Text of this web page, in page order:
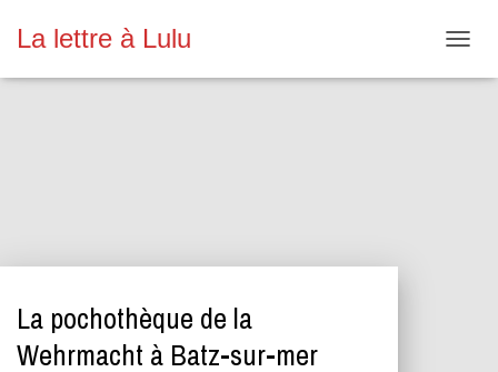
La lettre à Lulu
U
La pochothèque de la
Wehrmacht à Batz-sur-mer